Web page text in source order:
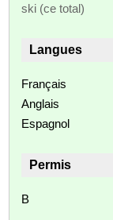
ski (ce total)
Langues
Français
Anglais
Espagnol
Permis
B